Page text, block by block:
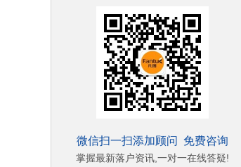
微信扫一扫添加顾问 免费咨询
掌握最新落户资讯,一对一在线答疑!